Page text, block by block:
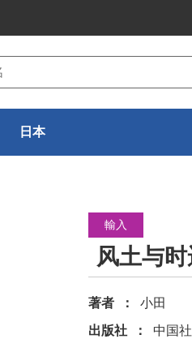
日本
輸入
风土与
著者
小田
出版社
中国